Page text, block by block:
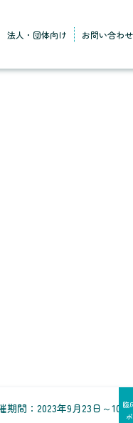
法人・団体向け お問い合わせ
臨
期間：2023年9月23日～10月